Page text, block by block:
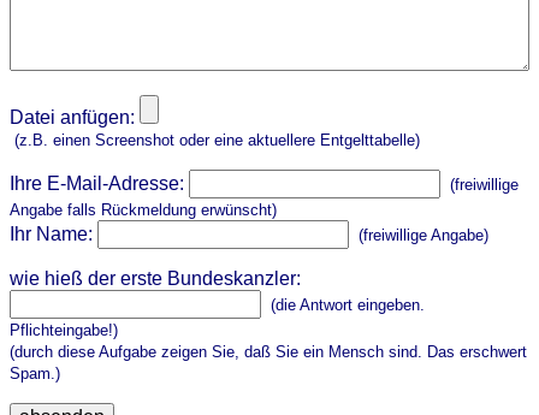
Datei anfügen:
(z.B. einen Screenshot oder eine aktuellere Entgelttabelle)
Ihre E-Mail-Adresse:
(freiwillige
Angabe falls Rückmeldung erwünscht)
Ihr Name: (freiwillige Angabe)
wie hieß der erste Bundeskanzler:
(die Antwort eingeben.
Pflichteingabe!)
(durch diese Aufgabe zeigen Sie, daß Sie ein Mensch sind. Das erschwert
Spam.)